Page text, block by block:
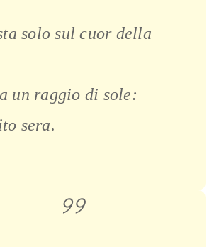
solo sul cuor della
un raggio di sole:
sera.